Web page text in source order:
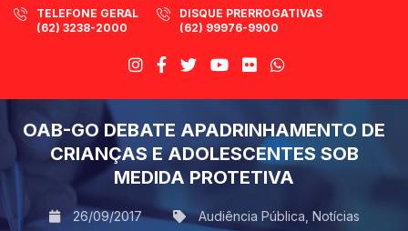
TELEFONE GERAL
(62) 3238-2000
DISQUE PRERROGATIVAS
(62) 99976-9900
OAB-GO DEBATE APADRINHAMENTO DE
CRIANÇAS E ADOLESCENTES SOB
MEDIDA PROTETIVA
26/09/2017 Audiência Pública Notícias